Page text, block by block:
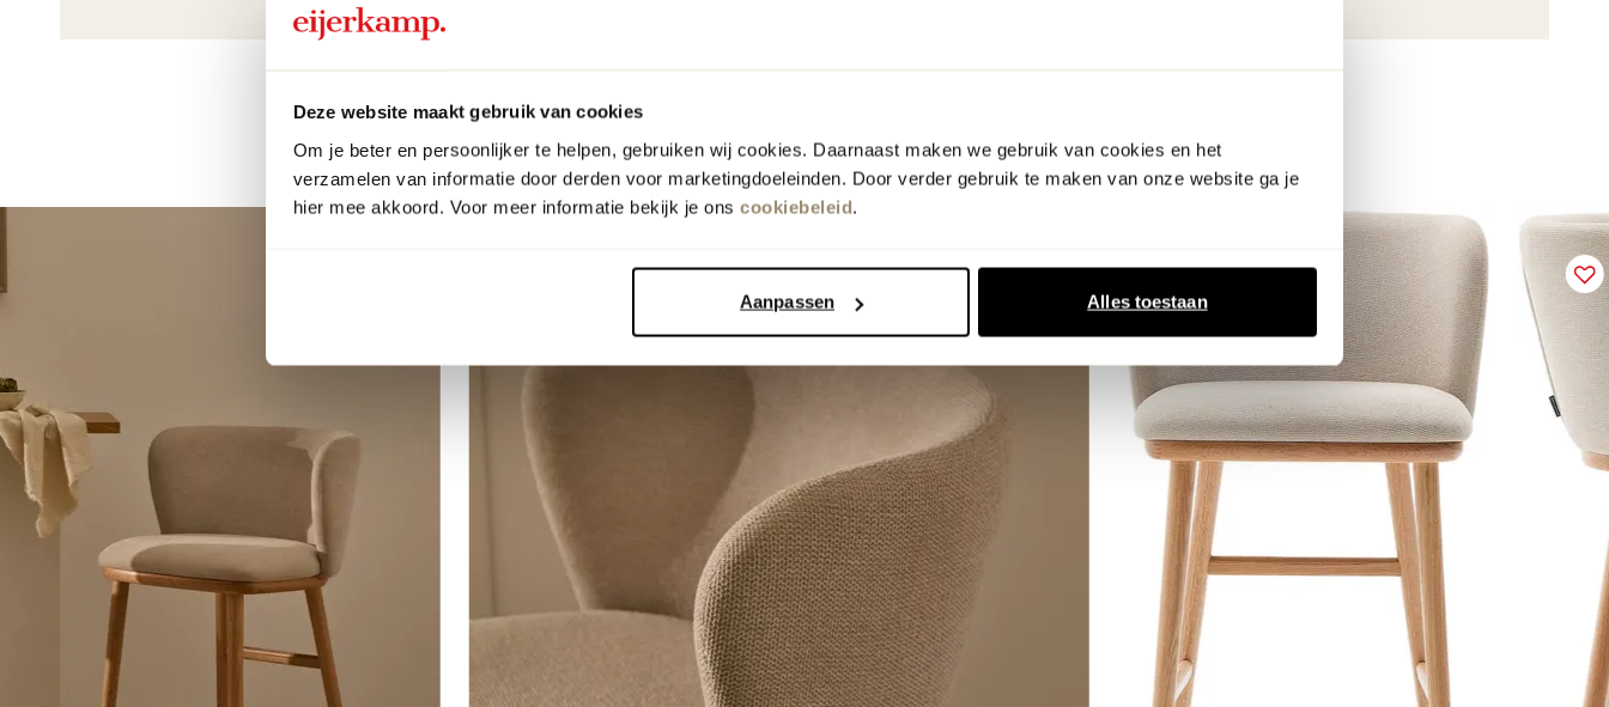
Deze website maakt gebruik van cookies
Om je beter en persoonlijker te helpen, gebruiken wij cookies. Daarnaast maken we gebruik van cookies en het
verzamelen van informatie door derden voor marketingdoeleinden. Door verder gebruik te maken van onze website ga je
hier mee akkoord. Voor meer informatie bekijk je ons cookiebeleid.
Aanpassen Alles toestaan